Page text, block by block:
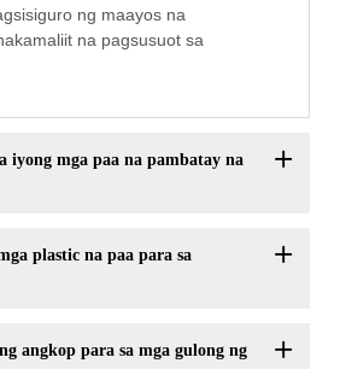
ng maayos na
na pagsusuot sa
iyong mga paa na pambatay na
plastic na paa para sa
angkop para sa mga gulong ng